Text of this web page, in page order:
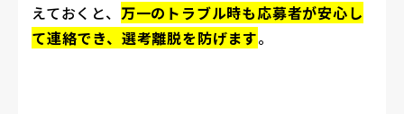
えておくと、 万一のトラブル時も応募者が安心し
て連絡でき、選考離脱を防げます。